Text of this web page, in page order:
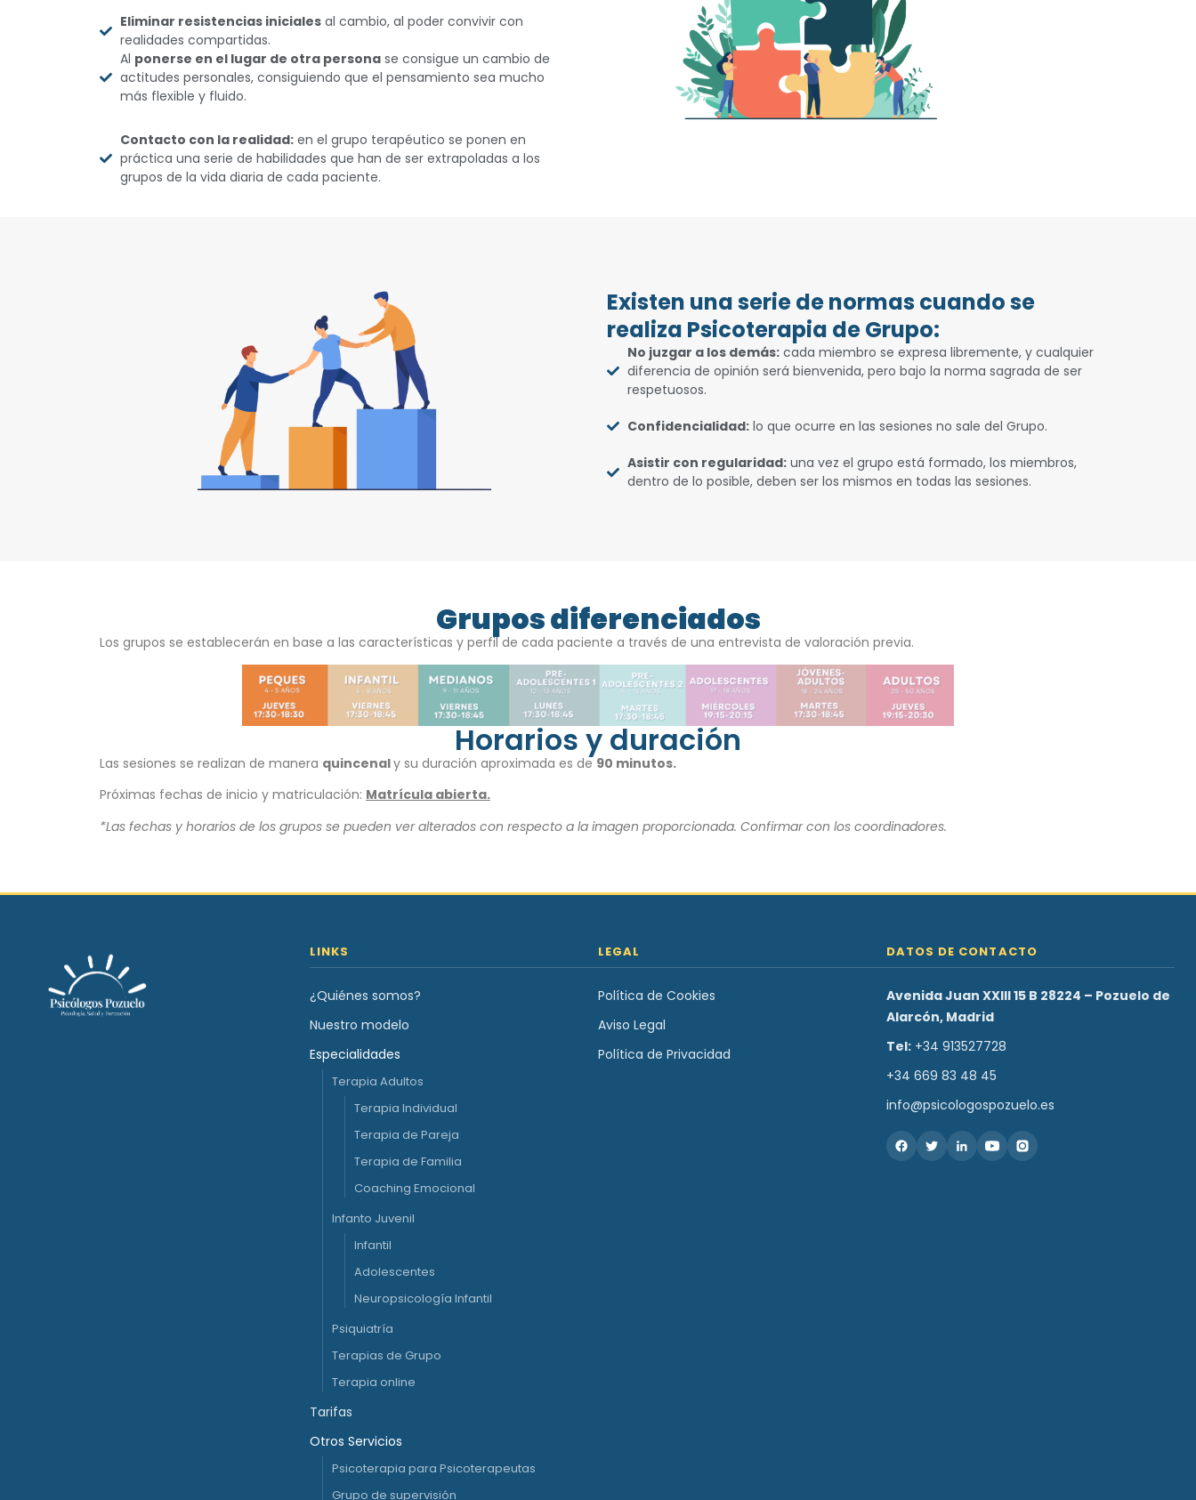
Eliminar resistencias inicialesal cambio, al poder convivir con
realidades compartidas.
Al ponerse en el lugar de otra personase consigue un cambio de
actitudes personales, consiguiendo que el pensamiento sea mucho
más flexible y fluido.
Contacto con la realidad:en el grupo terapéutico se ponen en
práctica una serie de habilidades que han de ser extrapoladas a los
grupos de la vida diaria de cada paciente.
Existen una serie de normas cuando se
realiza Psicoterapia de Grupo:
No juzgar a los demás:cada miembro se expresa libremente, y cualquier
diferencia de opinión será bienvenida, pero bajo la norma sagrada de ser
respetuosos.
Confidencialidad:lo que ocurre en las sesiones no sale del Grupo.
Asistir con regularidad:una vez el grupo está formado, los miembros,
dentro de lo posible, deben ser los mismos en todas las sesiones.
Grupos diferenciados
Los grupos se establecerán en base a las características y perfil de cada paciente a través de una entrevista de valoración previa.
Horarios y duración
Las sesiones se realizan de manera quincenaly su duración aproximada es de 90 minutos.
Próximas fechas de inicio y matriculación: Matrícula abierta.
*Las fechas y horarios de los grupos se pueden ver alterados con respecto a la imagen proporcionada. Confirmar con los coordinadores.
LINKS
¿Quiénes somos?
Nuestro modelo
Especialidades
Terapia Adultos
Terapia Individual
Terapia de Pareja
Terapia de Familia
Coaching Emocional
Infanto Juvenil
Infantil
Adolescentes
Neuropsicología Infantil
Psiquiatría
Terapias de Grupo
Terapia online
Tarifas
Otros Servicios
Psicoterapia para Psicoterapeutas
Grupo de supervisión
LEGAL
Política de Cookies
Aviso Legal
Política de Privacidad
DATOS DE CONTACTO
Avenida Juan XXIII 15 B 28224 – Pozuelo de
Alarcón, Madrid
Tel: +34 913527728
+34 669 83 48 45
info@psicologospozuelo.es